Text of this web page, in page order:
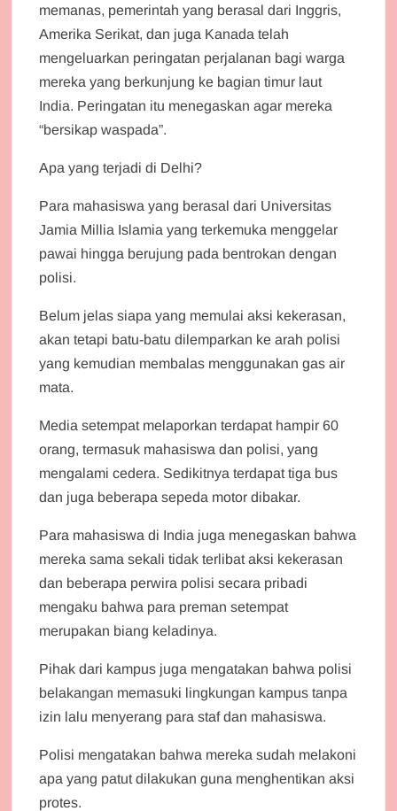
memanas, pemerintah yang berasal dari Inggris,
Amerika Serikat, dan juga Kanada telah
mengeluarkan peringatan perjalanan bagi warga
mereka yang berkunjung ke bagian timur laut
India. Peringatan itu menegaskan agar mereka
“bersikap waspada”.
Apa yang terjadi di Delhi?
Para mahasiswa yang berasal dari Universitas
Jamia Millia Islamia yang terkemuka menggelar
pawai hingga berujung pada bentrokan dengan
polisi.
Belum jelas siapa yang memulai aksi kekerasan,
akan tetapi batu-batu dilemparkan ke arah polisi
yang kemudian membalas menggunakan gas air
mata.
Media setempat melaporkan terdapat hampir 60
orang, termasuk mahasiswa dan polisi, yang
mengalami cedera. Sedikitnya terdapat tiga bus
dan juga beberapa sepeda motor dibakar.
Para mahasiswa di India juga menegaskan bahwa
mereka sama sekali tidak terlibat aksi kekerasan
dan beberapa perwira polisi secara pribadi
mengaku bahwa para preman setempat
merupakan biang keladinya.
Pihak dari kampus juga mengatakan bahwa polisi
belakangan memasuki lingkungan kampus tanpa
izin lalu menyerang para staf dan mahasiswa.
Polisi mengatakan bahwa mereka sudah melakoni
apa yang patut dilakukan guna menghentikan aksi
protes.